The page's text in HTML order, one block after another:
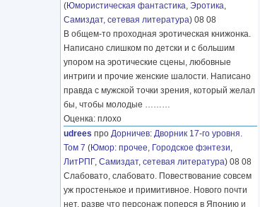
(Юмористическая фантастика, Эротика,
Самиздат, сетевая литература) 08 08
В общем-то проходная эротическая книжонка.
Написано слишком по детски и с большим
упором на эротические сцены, любовные
интриги и прочие женские шалости. Написано
правда с мужской точки зрения, который желал
бы, чтобы молодые ………
Оценка: плохо
udrees про Дорничев: Дворник 17-го уровня.
Том 7 (Юмор: прочее, Городское фэнтези,
ЛитРПГ, Самиздат, сетевая литература) 08 08
Слабовато, слабовато. Повествование совсем
уж простенькое и примитивное. Нового почти
нет, разве что персонаж поперся в Японию и